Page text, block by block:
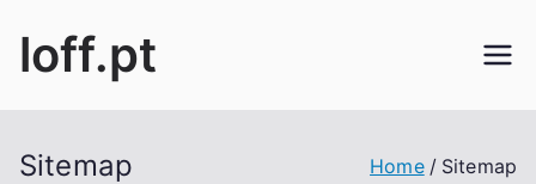
loff.pt
Sitemap Home Sitemap